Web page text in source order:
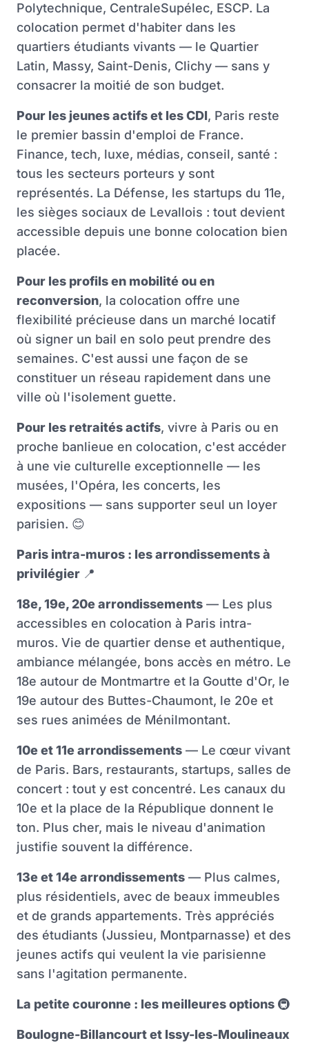
Polytechnique, CentraleSupélec, ESCP. La
colocation permet d'habiter dans les
quartiers étudiants vivants — le Quartier
Latin, Massy, Saint-Denis, Clichy — sans y
consacrer la moitié de son budget.
Pour les jeunes actifs et les CDI, Paris reste
le premier bassin d'emploi de France.
Finance, tech, luxe, médias, conseil, santé :
tous les secteurs porteurs y sont
représentés. La Défense, les startups du 11e,
les sièges sociaux de Levallois : tout devient
accessible depuis une bonne colocation bien
placée.
Pour les profils en mobilité ou en
reconversion, la colocation offre une
flexibilité précieuse dans un marché locatif
où signer un bail en solo peut prendre des
semaines. C'est aussi une façon de se
constituer un réseau rapidement dans une
ville où l'isolement guette.
Pour les retraités actifs, vivre à Paris ou en
proche banlieue en colocation, c'est accéder
à une vie culturelle exceptionnelle — les
musées, l'Opéra, les concerts, les
expositions — sans supporter seul un loyer
parisien. 😊
Paris intra-muros : les arrondissements à
privilégier 📍
18e, 19e, 20e arrondissements — Les plus
accessibles en colocation à Paris intra-
muros. Vie de quartier dense et authentique,
ambiance mélangée, bons accès en métro. Le
18e autour de Montmartre et la Goutte d'Or, le
19e autour des Buttes-Chaumont, le 20e et
ses rues animées de Ménilmontant.
10e et 11e arrondissements — Le cœur vivant
de Paris. Bars, restaurants, startups, salles de
concert : tout y est concentré. Les canaux du
10e et la place de la République donnent le
ton. Plus cher, mais le niveau d'animation
justifie souvent la différence.
13e et 14e arrondissements — Plus calmes,
plus résidentiels, avec de beaux immeubles
et de grands appartements. Très appréciés
des étudiants (Jussieu, Montparnasse) et des
jeunes actifs qui veulent la vie parisienne
sans l'agitation permanente.
La petite couronne : les meilleures options 🚇
Boulogne-Billancourt et Issy-les-Moulineaux